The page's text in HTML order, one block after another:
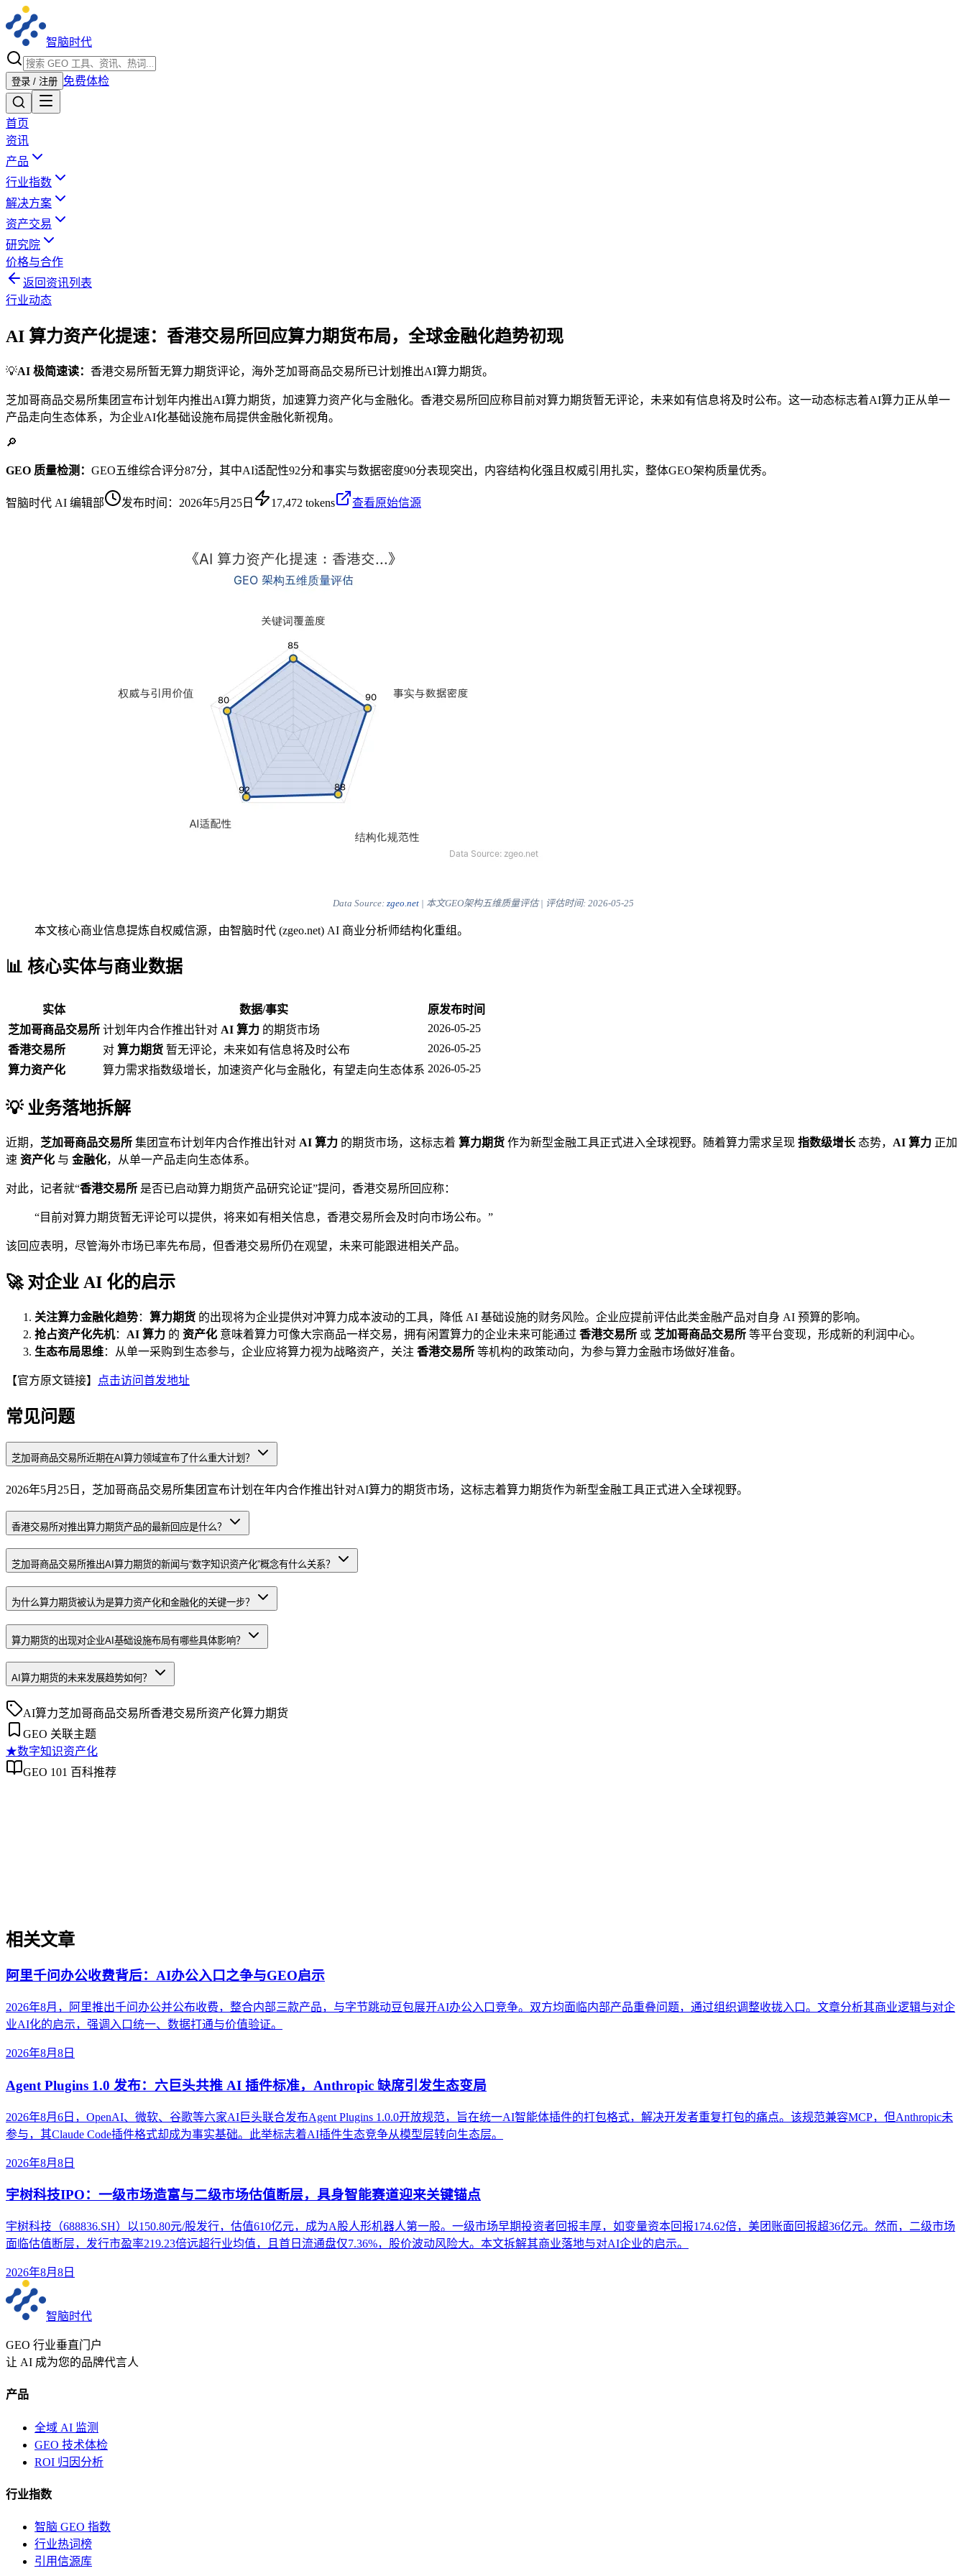
智脑时代
登录 / 注册 免费体检
首页
资讯
产品
行业指数
解决方案
资产交易
研究院
价格与合作
返回资讯列表
行业动态
AI 算力资产化提速：香港交易所回应算力期货布局，全球金融化趋势初现
💡AI 极简速读： 香港交易所暂无算力期货评论，海外芝加哥商品交易所已计划推出AI算力期货。
芝加哥商品交易所集团宣布计划年内推出AI算力期货，加速算力资产化与金融化。香港交易所回应称目前对算力期货暂无评论，未来如有信息将及时公布。这一动态标志着AI算力正从单一
产品走向生态体系，为企业AI化基础设施布局提供金融化新视角。
🔎
GEO 质量检测： GEO五维综合评分87分，其中AI适配性92分和事实与数据密度90分表现突出，内容结构化强且权威引用扎实，整体GEO架构质量优秀。
智脑时代 AI 编辑部 发布时间： 2026年5月25日 17,472 tokens 查看原始信源
Data Source: zgeo.net| 本文GEO架构五维质量评估 | 评估时间: 2026-05-25
本文核心商业信息提炼自权威信源，由智脑时代 (zgeo.net) AI 商业分析师结构化重组。
📊 核心实体与商业数据
实体 数据/事实
原发布时间
芝加哥商品交易所 计划年内合作推出针对 AI 算力 的期货市场
2026-05-25
香港交易所
对 算力期货 暂无评论，未来如有信息将及时公布
2026-05-25
算力资产化
算力需求指数级增长，加速资产化与金融化，有望走向生态体系 2026-05-25
💡 业务落地拆解
近期， 芝加哥商品交易所 集团宣布计划年内合作推出针对 AI 算力 的期货市场，这标志着 算力期货 作为新型金融工具正式进入全球视野。随着算力需求呈现 指数级增长态势， AI 算力 正加
速 资产化 与 金融化，从单一产品走向生态体系。
对此，记者就“香港交易所 是否已启动算力期货产品研究论证”提问，香港交易所回应称：
“目前对算力期货暂无评论可以提供，将来如有相关信息，香港交易所会及时向市场公布。”
该回应表明，尽管海外市场已率先布局，但香港交易所仍在观望，未来可能跟进相关产品。
🚀 对企业 AI 化的启示
关注算力金融化趋势： 算力期货 的出现将为企业提供对冲算力成本波动的工具，降低 AI 基础设施的财务风险。企业应提前评估此类金融产品对自身 AI 预算的影响。
抢占资产化先机： AI 算力 的 资产化 意味着算力可像大宗商品一样交易，拥有闲置算力的企业未来可能通过 香港交易所 或 芝加哥商品交易所 等平台变现，形成新的利润中心。
生态布局思维：从单一采购到生态参与，企业应将算力视为战略资产，关注 香港交易所 等机构的政策动向，为参与算力金融市场做好准备。
【官方原文链接】 点击访问首发地址
常见问题
芝加哥商品交易所近期在AI算力领域宣布了什么重大计划？
2026年5月25日，芝加哥商品交易所集团宣布计划在年内合作推出针对AI算力的期货市场，这标志着算力期货作为新型金融工具正式进入全球视野。
香港交易所对推出算力期货产品的最新回应是什么？
芝加哥商品交易所推出AI算力期货的新闻与“数字知识资产化”概念有什么关系？
为什么算力期货被认为是算力资产化和金融化的关键一步？
算力期货的出现对企业AI基础设施布局有哪些具体影响？
AI算力期货的未来发展趋势如何？
AI算力芝加哥商品交易所香港交易所资产化算力期货
GEO 关联主题
★数字知识资产化
GEO 101 百科推荐
相关文章
阿里千问办公收费背后：AI办公入口之争与GEO启示
2026年8月，阿里推出千问办公并公布收费，整合内部三款产品，与字节跳动豆包展开AI办公入口竞争。双方均面临内部产品重叠问题，通过组织调整收拢入口。文章分析其商业逻辑与对企
业AI化的启示，强调入口统一、数据打通与价值验证。
2026年8月8日
Agent Plugins 1.0 发布：六巨头共推 AI 插件标准，Anthropic 缺席引发生态变局
2026年8月6日，OpenAI、微软、谷歌等六家AI巨头联合发布Agent Plugins 1.0.0开放规范，旨在统一AI智能体插件的打包格式，解决开发者重复打包的痛点。该规范兼容MCP，但Anthropic未
参与，其Claude Code插件格式却成为事实基础。此举标志着AI插件生态竞争从模型层转向生态层。
2026年8月8日
宇树科技IPO：一级市场造富与二级市场估值断层，具身智能赛道迎来关键锚点
宇树科技（688836.SH）以150.80元/股发行，估值610亿元，成为A股人形机器人第一股。一级市场早期投资者回报丰厚，如变量资本回报174.62倍，美团账面回报超36亿元。然而，二级市场
面临估值断层，发行市盈率219.23倍远超行业均值，且首日流通盘仅7.36%，股价波动风险大。本文拆解其商业落地与对AI企业的启示。
2026年8月8日
智脑时代
GEO 行业垂直门户
让 AI 成为您的品牌代言人
产品
全域 AI 监测
GEO 技术体检
ROI 归因分析
行业指数
智脑 GEO 指数
行业热词榜
引用信源库